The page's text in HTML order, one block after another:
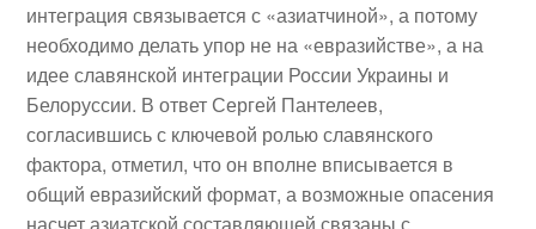
интеграция связывается с «азиатчиной», а потому
необходимо делать упор не на «евразийстве», а на
идее славянской интеграции России Украины и
Белоруссии. В ответ Сергей Пантелеев,
согласившись с ключевой ролью славянского
фактора, отметил, что он вполне вписывается в
общий евразийский формат, а возможные опасения